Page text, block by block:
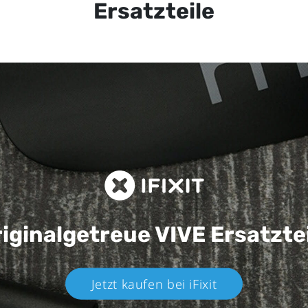
Ersatzteile
VIVE
Jetzt kaufen bei iFixit​